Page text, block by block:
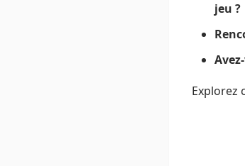
jeu ?
Explorez